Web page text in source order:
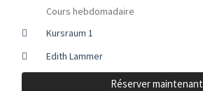
Cours hebdomadaire
Kursraum 1
Edith Lammer
Réserver maintenant